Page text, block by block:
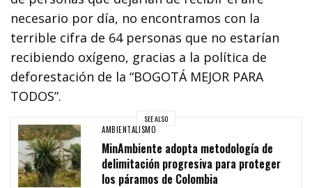
necesario por día, no encontramos con la
terrible cifra de 64 personas que no estarían
recibiendo oxígeno, gracias a la política de
deforestación de la “BOGOTÁ MEJOR PARA
TODOS”.
SEE ALSO
AMBIENTALISMO
MinAmbiente adopta metodología de
delimitación progresiva para proteger
los páramos de Colombia